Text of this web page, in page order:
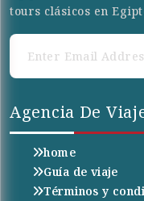
tours clásicos en
Agencia De
home
Guía de viaje
Términos y